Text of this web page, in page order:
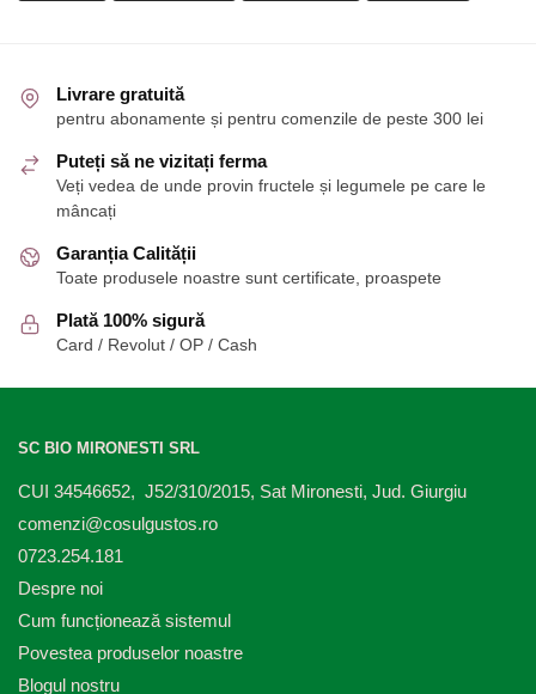
Livrare gratuită
pentru abonamente și pentru comenzile de peste 300 lei
Puteți să ne vizitați ferma
Veți vedea de unde provin fructele și legumele pe care le
mâncați
Garanția Calității
Toate produsele noastre sunt certificate, proaspete
Plată 100% sigură
Card / Revolut / OP / Cash
SC BIO MIRONESTI SRL
CUI 34546652, J52/310/2015, Sat Mironesti, Jud. Giurgiu
comenzi@cosulgustos.ro
0723.254.181
Despre noi
Cum funcționează sistemul
Povestea produselor noastre
Blogul nostru